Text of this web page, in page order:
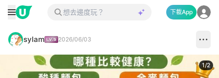
下載App
sylam 2026/06/03
1/2